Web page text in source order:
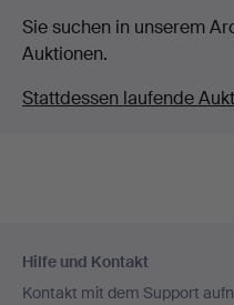
Sie suchen in unserem
Auktionen.
Stattdessen laufende
Navigation
Hilfe und Kontakt
Kontakt mit dem Support